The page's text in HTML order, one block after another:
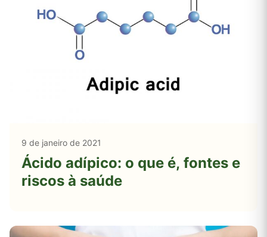
9 de janeiro de 2021
Ácido adípico: o que é, fontes e
riscos à saúde